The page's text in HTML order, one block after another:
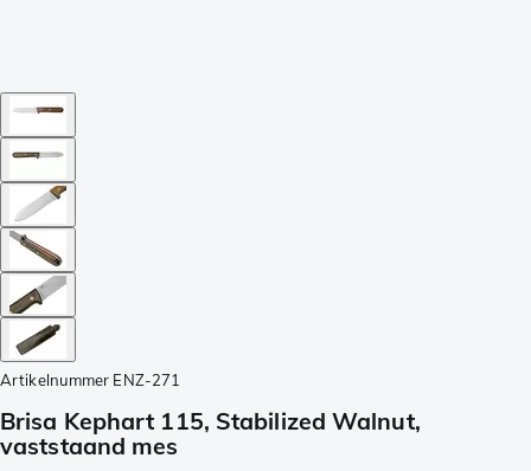
Artikelnummer ENZ-271
Brisa Kephart 115, Stabilized Walnut,
vaststaand mes